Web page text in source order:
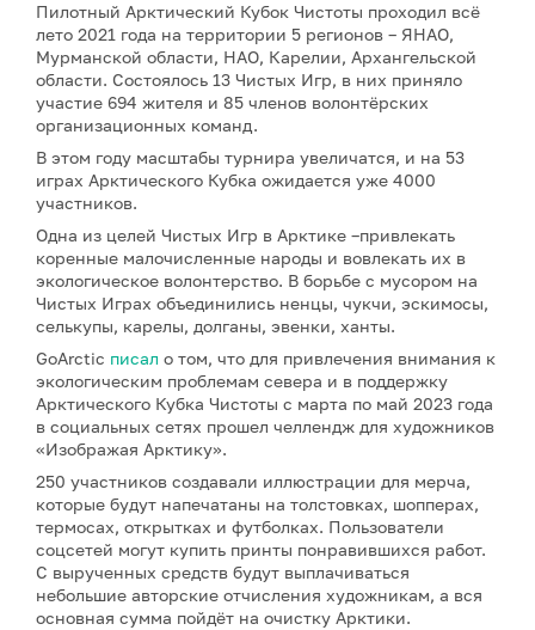
Пилотный Арктический Кубок Чистоты проходил всё
лето 2021 года на территории 5 регионов – ЯНАО,
Мурманской области, НАО, Карелии, Архангельской
области. Состоялось 13 Чистых Игр, в них приняло
участие 694 жителя и 85 членов волонтёрских
организационных команд.
В этом году масштабы турнира увеличатся, и на 53
играх Арктического Кубка ожидается уже 4000
участников.
Одна из целей Чистых Игр в Арктике –привлекать
коренные малочисленные народы и вовлекать их в
экологическое волонтерство. В борьбе с мусором на
Чистых Играх объединились ненцы, чукчи, эскимосы,
селькупы, карелы, долганы, эвенки, ханты.
GoArctic писал о том, что для привлечения внимания к
экологическим проблемам севера и в поддержку
Арктического Кубка Чистоты с марта по май 2023 года
в социальных сетях прошел челлендж для художников
«Изображая Арктику».
250 участников создавали иллюстрации для мерча,
которые будут напечатаны на толстовках, шопперах,
термосах, открытках и футболках. Пользователи
соцсетей могут купить принты понравившихся работ.
С вырученных средств будут выплачиваться
небольшие авторские отчисления художникам, а вся
основная сумма пойдёт на очистку Арктики.